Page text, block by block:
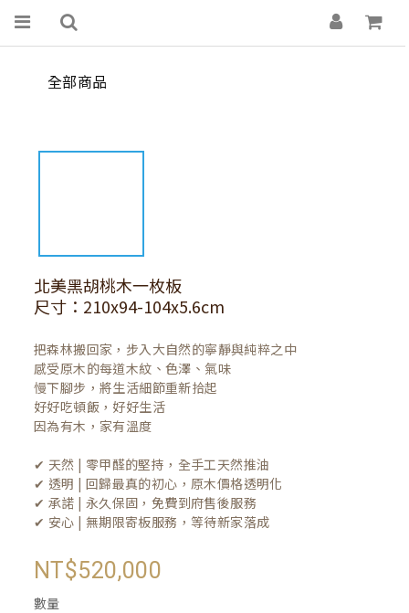
全部商品
北美黑胡桃木一枚板
尺寸：210x94-104x5.6cm
把森林搬回家，步入大自然的寧靜與純粹之中
感受原木的每道木紋、色澤、氣味
慢下腳步，將生活細節重新拾起
好好吃頓飯，好好生活
因為有木，家有溫度
✔ 天然 | 零甲醛的堅持，全手工天然推油
✔ 透明 | 回歸最真的初心，原木價格透明化
✔ 承諾 | 永久保固，免費到府售後服務
✔ 安心 | 無期限寄板服務，等待新家落成
NT$520,000
數量